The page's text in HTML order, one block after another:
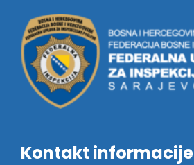
Kontakt informacije